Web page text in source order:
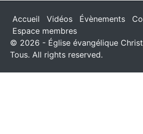
Accueil Vidéos Évènements
Espace membres
© 2026 - Église évangélique
Tous. All rights reserved.